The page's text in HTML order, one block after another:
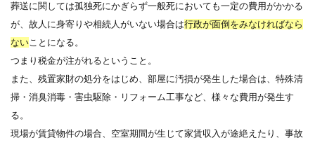
葬送に関しては孤独死にかぎらず一般死においても一定の費用がかかる
が、故人に身寄りや相続人がいない場合は行政が面倒をみなければなら
ない ことになる。
つまり税金が注がれるということ。
また、残置家財の処分をはじめ、部屋に汚損が発生した場合は、特殊清
掃・消臭消毒・害虫駆除・リフォーム工事など、様々な費用が発生す
る。
現場が賃貸物件の場合、空室期間が生じて家賃収入が途絶えたり、事故